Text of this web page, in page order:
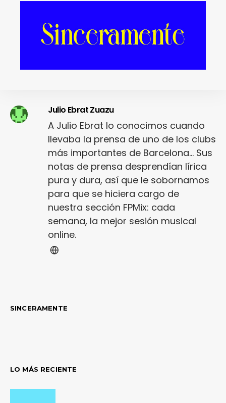
SHARE
Julio Ebrat Zuazu
A Julio Ebrat lo conocimos cuando
llevaba la prensa de uno de los clubs
más importantes de Barcelona... Sus
notas de prensa desprendían lírica
pura y dura, así que le sobornamos
para que se hiciera cargo de
nuestra sección FPMix: cada
semana, la mejor sesión musical
online.
SINCERAMENTE
LO MÁS RECIENTE